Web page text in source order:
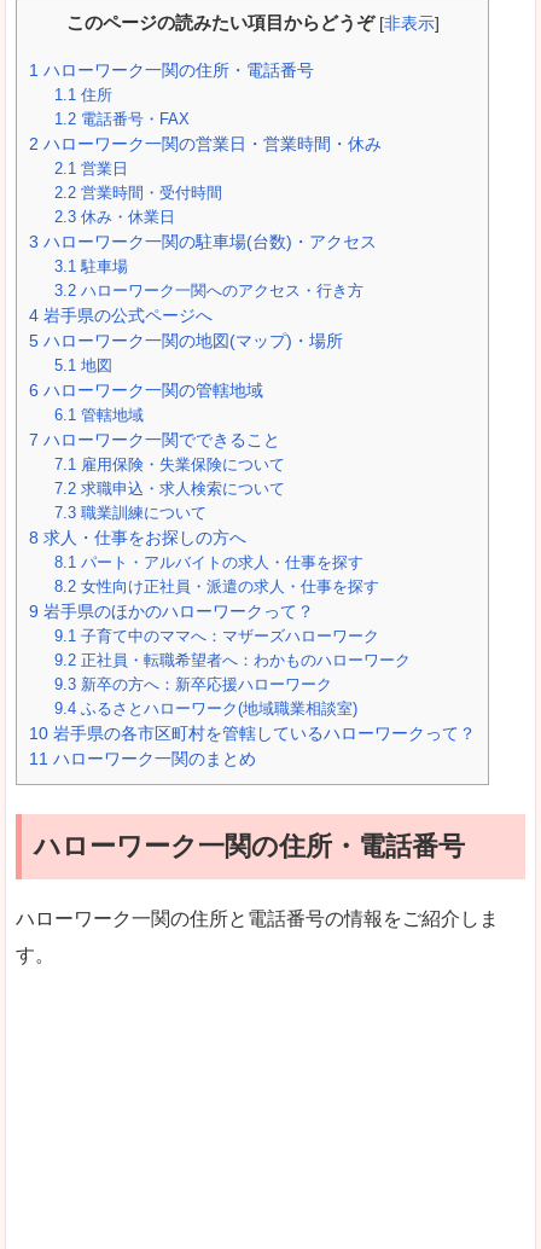
このページの読みたい項目からどうぞ [非表示]
1 ハローワーク一関の住所・電話番号
1.1 住所
1.2 電話番号・FAX
2 ハローワーク一関の営業日・営業時間・休み
2.1 営業日
2.2 営業時間・受付時間
2.3 休み・休業日
3 ハローワーク一関の駐車場(台数)・アクセス
3.1 駐車場
3.2 ハローワーク一関へのアクセス・行き方
4 岩手県の公式ページへ
5 ハローワーク一関の地図(マップ)・場所
5.1 地図
6 ハローワーク一関の管轄地域
6.1 管轄地域
7 ハローワーク一関でできること
7.1 雇用保険・失業保険について
7.2 求職申込・求人検索について
7.3 職業訓練について
8 求人・仕事をお探しの方へ
8.1 パート・アルバイトの求人・仕事を探す
8.2 女性向け正社員・派遣の求人・仕事を探す
9 岩手県のほかのハローワークって？
9.1 子育て中のママへ：マザーズハローワーク
9.2 正社員・転職希望者へ：わかものハローワーク
9.3 新卒の方へ：新卒応援ハローワーク
9.4 ふるさとハローワーク(地域職業相談室)
10 岩手県の各市区町村を管轄しているハローワークって？
11 ハローワーク一関のまとめ
ハローワーク一関の住所・電話番号
ハローワーク一関の住所と電話番号の情報をご紹介しま
す。